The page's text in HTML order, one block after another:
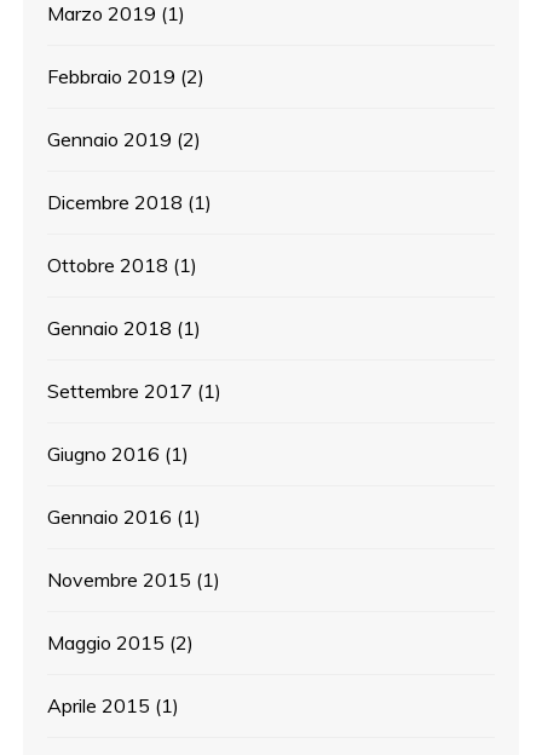
Marzo 2019 (1)
Febbraio 2019 (2)
Gennaio 2019 (2)
Dicembre 2018 (1)
Ottobre 2018 (1)
Gennaio 2018 (1)
Settembre 2017 (1)
Giugno 2016 (1)
Gennaio 2016 (1)
Novembre 2015 (1)
Maggio 2015 (2)
Aprile 2015 (1)